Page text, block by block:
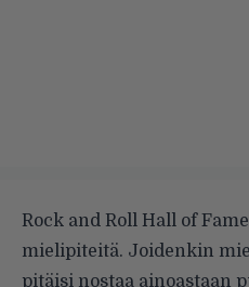
Rock and Roll Hall of
mielipiteitä. Joidenkin
pitäisi nostaa ainoastaan